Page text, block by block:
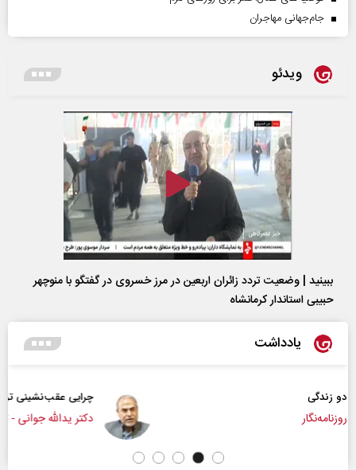
جام‌جهانی مهاجران
ویدئو
ببینید | وضعیت تردد زائران اربعین در مرز خسروی در گفتگو با منوچهر
حبیبی استاندار کرمانشاه
یادداشت
چرایی عقب‌نشینی ترامپ؟
دکتر یدالله جوانی - تحلیلگر مسائل سیاسی